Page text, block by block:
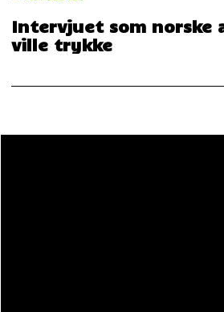
Intervjuet som norske
ville trykke